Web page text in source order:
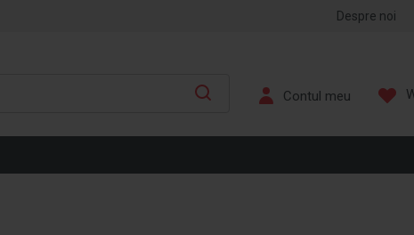
Despre noi